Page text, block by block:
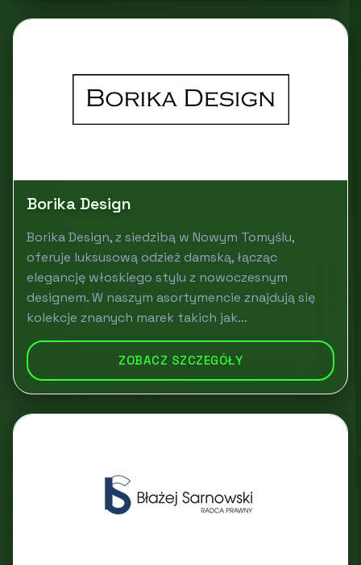
Borika Design
Borika Design, z siedzibą w Nowym Tomyślu,
oferuje luksusową odzież damską, łącząc
elegancję włoskiego stylu z nowoczesnym
designem. W naszym asortymencie znajdują się
kolekcje znanych marek takich jak...
ZOBACZ SZCZEGÓŁY